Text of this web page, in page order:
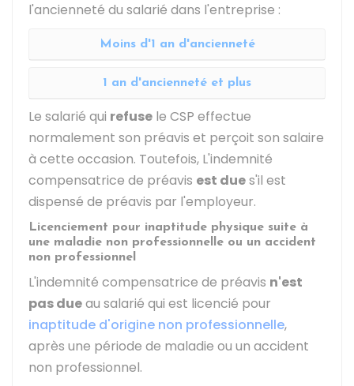
l'ancienneté du salarié dans l'entreprise :
Moins d'1 an d'ancienneté
1 an d'ancienneté et plus
Le salarié qui refuse le CSP effectue
normalement son préavis et perçoit son salaire
à cette occasion. Toutefois, L'indemnité
compensatrice de préavis est dues'il est
dispensé de préavis par l'employeur.
Licenciement pour inaptitude physique suite à
une maladie non professionnelle ou un accident
non professionnel
L'indemnité compensatrice de préavis n'est
pas dueau salarié qui est licencié pour
inaptitude d'origine non professionnelle,
après une période de maladie ou un accident
non professionnel.